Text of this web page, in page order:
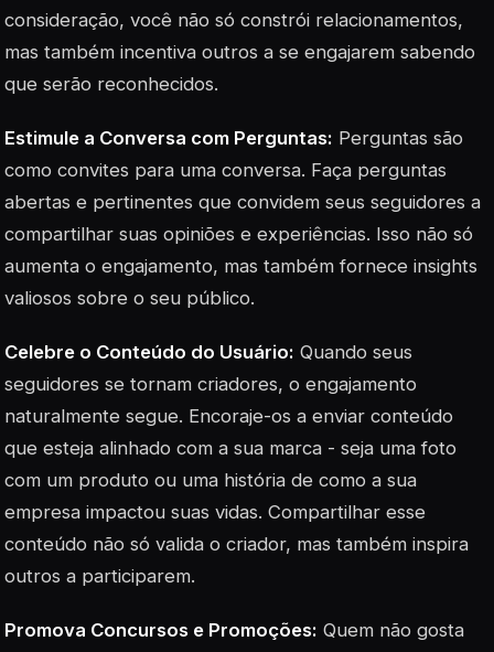
consideração, você não só constrói relacionamentos,
mas também incentiva outros a se engajarem sabendo
que serão reconhecidos.
Estimule a Conversa com Perguntas: Perguntas são
como convites para uma conversa. Faça perguntas
abertas e pertinentes que convidem seus seguidores a
compartilhar suas opiniões e experiências. Isso não só
aumenta o engajamento, mas também fornece insights
valiosos sobre o seu público.
Celebre o Conteúdo do Usuário: Quando seus
seguidores se tornam criadores, o engajamento
naturalmente segue. Encoraje-os a enviar conteúdo
que esteja alinhado com a sua marca - seja uma foto
com um produto ou uma história de como a sua
empresa impactou suas vidas. Compartilhar esse
conteúdo não só valida o criador, mas também inspira
outros a participarem.
Promova Concursos e Promoções: Quem não gosta